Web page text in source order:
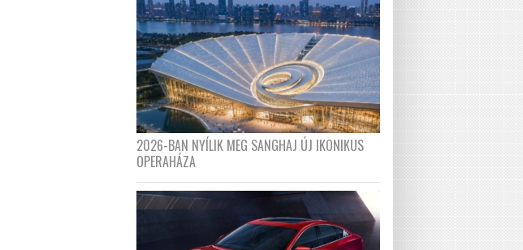
2026-BAN NYÍLIK MEG SANGHAJ ÚJ IKONIKUS
OPERAHÁZA